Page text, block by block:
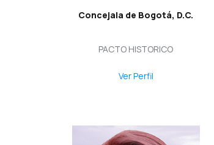
Concejala de Bogotá, D.C.
PACTO HISTORICO
Ver Perfil